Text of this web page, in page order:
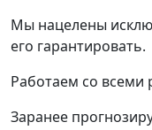
Мы нацелены
его гарантировать.
Работаем со всеми
Заранее